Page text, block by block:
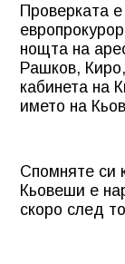
Проверката
нощта на
Рашков,
кабинета на
името на
Спомняте си
Кьовеши е
скоро след